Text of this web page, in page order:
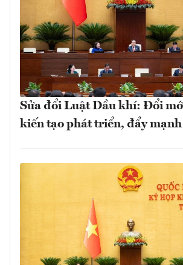
Sửa đổi Luật Dầu khí: Đổi
kiến tạo phát triển, đẩy